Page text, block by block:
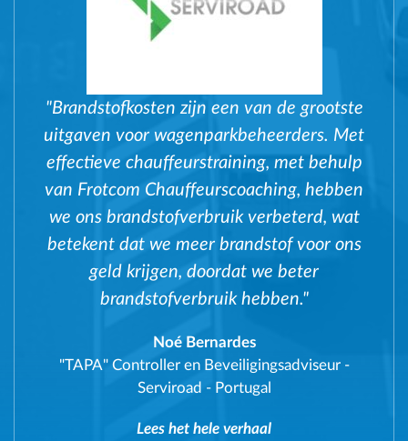
"Brandstofkosten zijn een van de grootste
uitgaven voor wagenparkbeheerders. Met
effectieve chauffeurstraining, met behulp
van Frotcom Chauffeurscoaching, hebben
we ons brandstofverbruik verbeterd, wat
betekent dat we meer brandstof voor ons
geld krijgen, doordat we beter
brandstofverbruik hebben."
Noé Bernardes
"TAPA" Controller en Beveiligingsadviseur -
Serviroad - Portugal
Lees het hele verhaal